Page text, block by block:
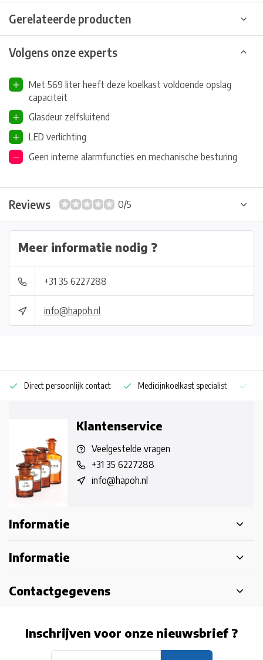
Gerelateerde producten
Volgens onze experts
Met 569 liter heeft deze koelkast voldoende opslag
capaciteit
Glasdeur zelfsluitend
LED verlichting
Geen interne alarmfuncties en mechanische besturing
Reviews 0/5
Meer informatie nodig ?
+31 35 6227288
info@hapoh.nl
Direct persoonlijk contact Medicijnkoelkast specialist
Klantenservice
Veelgestelde vragen
+31 35 6227288
info@hapoh.nl
Informatie
Informatie
Contactgegevens
Inschrijven voor onze nieuwsbrief ?